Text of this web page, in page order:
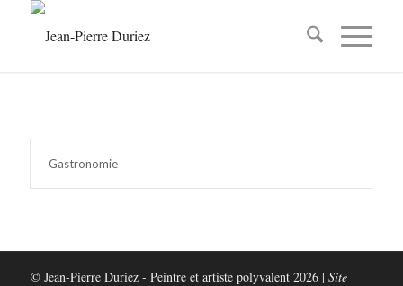
Gastronomie
© Jean-Pierre Duriez - Peintre et artiste polyvalent 2026 | Site